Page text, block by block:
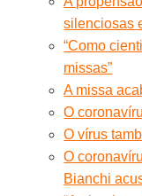
silenciosas
“Como
missas”
A missa
O
O vírus
O
Bianchi